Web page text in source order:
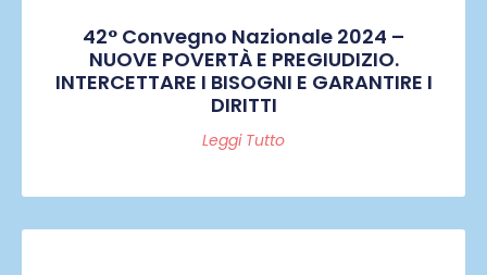
42° Convegno Nazionale 2024 –
NUOVE POVERTÀ E PREGIUDIZIO.
INTERCETTARE I BISOGNI E GARANTIRE I
DIRITTI
Leggi Tutto